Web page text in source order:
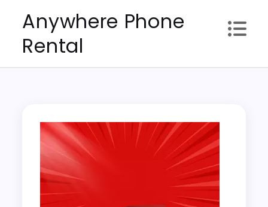
content
Anywhere Phone
Rental